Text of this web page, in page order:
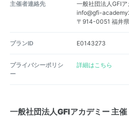
主催者連絡先
一般社団法人GFIア
info@gfi-
〒914-0051 福井
プランID E0143273
プライバシーポリシ
ー
詳細はこちら
一般社団法人GFIアカデミー 主催